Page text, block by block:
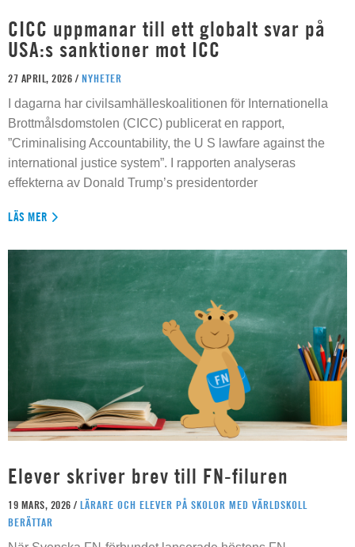
CICC uppmanar till ett globalt svar på
USA:s sanktioner mot ICC
27 APRIL, 2026 / NYHETER
I dagarna har civilsamhälleskoalitionen för Internationella
Brottmålsdomstolen (CICC) publicerat en rapport,
”Criminalising Accountability, the U S lawfare against the
international justice system”. I rapporten analyseras
effekterna av Donald Trump’s presidentorder
LÄS MER
Elever skriver brev till FN-filuren
19 MARS, 2026 / LÄRARE OCH ELEVER PÅ SKOLOR MED VÄRLDSKOLL
BERÄTTAR